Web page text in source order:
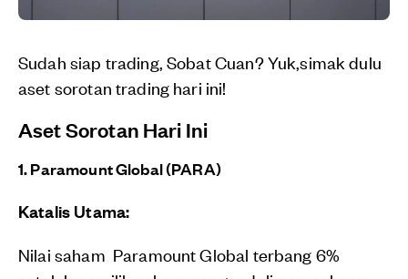
Sudah siap trading, Sobat Cuan? Yuk,simak dulu
aset sorotan trading hari ini!
Aset Sorotan Hari Ini
1. Paramount Global (PARA)
Katalis Utama:
Nilai saham Paramount Global terbang 6%